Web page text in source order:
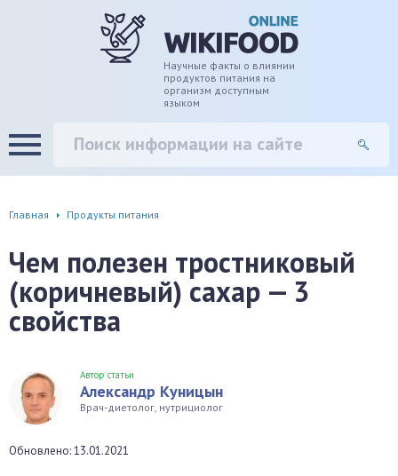
Научные факты о влиянии
продуктов питания на
организм доступным
языком
Главная Продукты питания
Чем полезен тростниковый
(коричневый) сахар — 3
свойства
Автор статьи
Александр Куницын
Врач-диетолог, нутрициолог
Обновлено: 13.01.2021
ЖКТ
система
система
сужение сосудов
от депрессии и